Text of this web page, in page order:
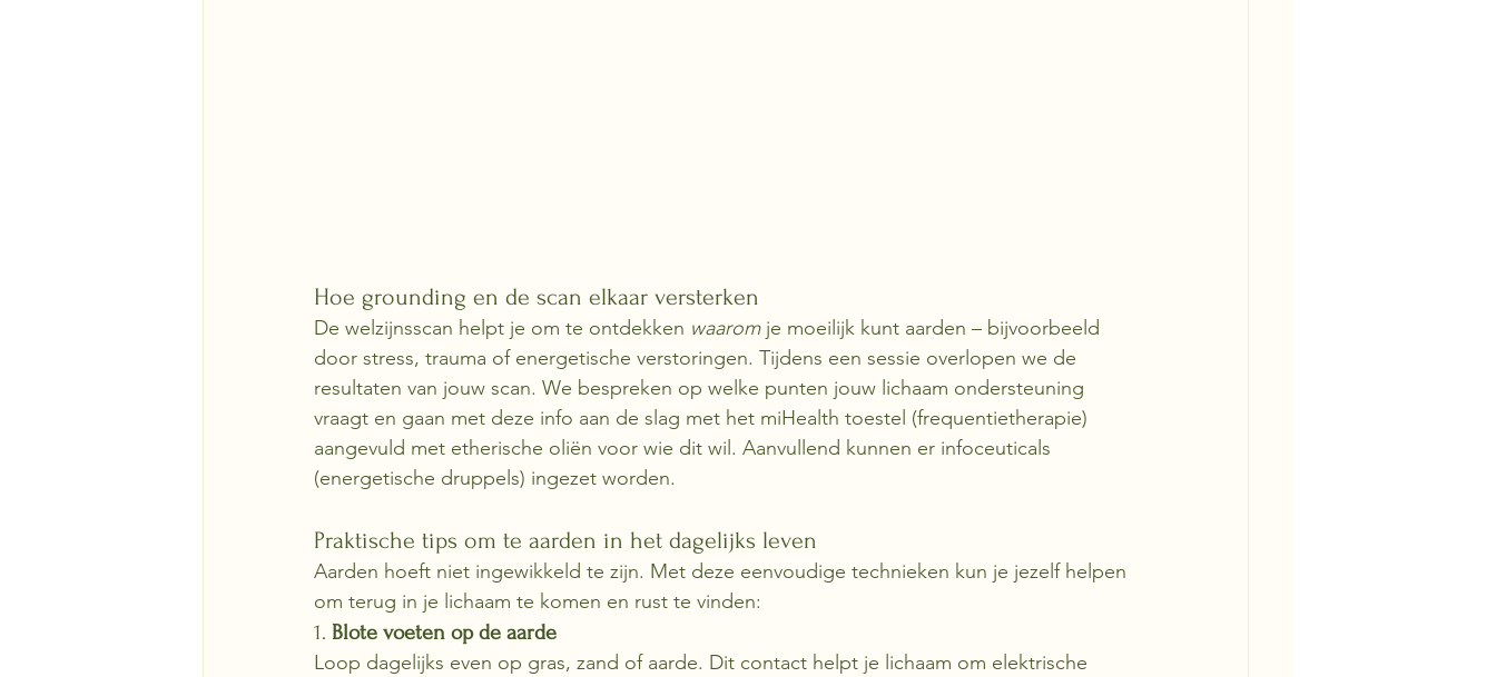
Hoe grounding en de scan elkaar versterken
De welzijnsscan helpt je om te ontdekken waarom je moeilijk kunt aarden – bijvoorbeeld
door stress, trauma of energetische verstoringen. Tijdens een sessie overlopen we de
resultaten van jouw scan. We bespreken op welke punten jouw lichaam ondersteuning
vraagt en gaan met deze info aan de slag met het miHealth toestel (frequentietherapie)
aangevuld met etherische oliën voor wie dit wil. Aanvullend kunnen er infoceuticals
(energetische druppels) ingezet worden.
Praktische tips om te aarden in het dagelijks leven
Aarden hoeft niet ingewikkeld te zijn. Met deze eenvoudige technieken kun je jezelf helpen
om terug in je lichaam te komen en rust te vinden:
1. Blote voeten op de aarde
Loop dagelijks even op gras, zand of aarde. Dit contact helpt je lichaam om elektrische